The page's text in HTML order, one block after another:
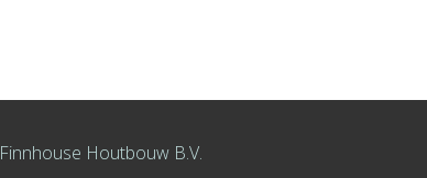
Finnhouse Houtbouw B.V.